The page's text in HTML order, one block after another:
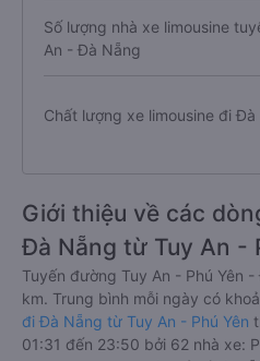
Số lượng nhà xe limousine
An - Đà Nẵng
Chất lượng xe limousine đi Đà
Giới thiệu về các
Đà Nẵng từ Tuy An -
Tuyến đường Tuy An - Phú Yên
km. Trung bình mỗi ngày có
đi Đà Nẵng từ Tuy An - Phú Yên
01:31 đến 23:50 bởi 62 nhà xe: